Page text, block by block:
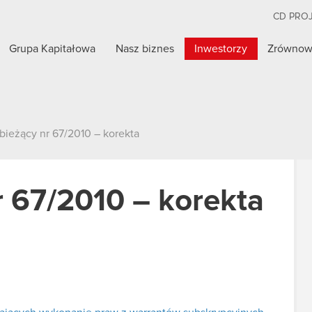
CD
Grupa Kapitałowa Nasz biznes Inwestorzy
nr 67/2010 – korekta
67/2010 – korekta